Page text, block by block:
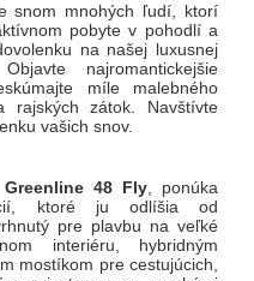
snom mnohých ľudí, ktorí
pobyte v pohodlí a
na našej luxusnej
najromantickejšie
míle malebného
rajských zátok. Navštívte
vašich snov.
Greenline 48 Fly, ponúka
ktoré ju odlíšia od
pre plavbu na veľké
interiéru, hybridným
mostíkom pre cestujúcich,